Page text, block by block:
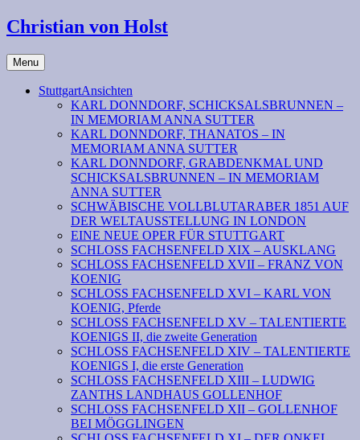
Christian von Holst
Menu
StuttgartAnsichten
KARL DONNDORF, SCHICKSALSBRUNNEN –
IN MEMORIAM ANNA SUTTER
KARL DONNDORF, THANATOS – IN
MEMORIAM ANNA SUTTER
KARL DONNDORF, GRABDENKMAL UND
SCHICKSALSBRUNNEN – IN MEMORIAM
ANNA SUTTER
SCHWÄBISCHE VOLLBLUTARABER 1851 AUF
DER WELTAUSSTELLUNG IN LONDON
EINE NEUE OPER FÜR STUTTGART
SCHLOSS FACHSENFELD XIX – AUSKLANG
SCHLOSS FACHSENFELD XVII – FRANZ VON
KOENIG
SCHLOSS FACHSENFELD XVI – KARL VON
KOENIG, Pferde
SCHLOSS FACHSENFELD XV – TALENTIERTE
KOENIGS II, die zweite Generation
SCHLOSS FACHSENFELD XIV – TALENTIERTE
KOENIGS I, die erste Generation
SCHLOSS FACHSENFELD XIII – LUDWIG
ZANTHS LANDHAUS GOLLENHOF
SCHLOSS FACHSENFELD XII – GOLLENHOF
BEI MÖGGLINGEN